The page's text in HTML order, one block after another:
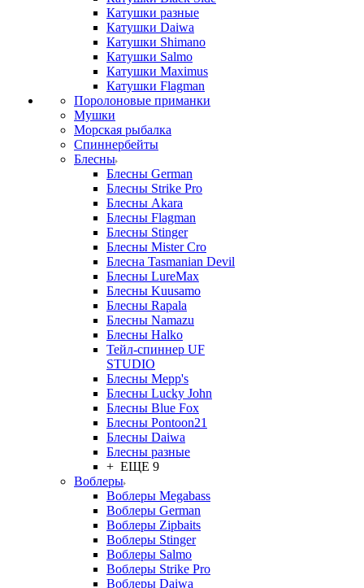
Катушки разные
Катушки Daiwa
Катушки Shimano
Катушки Salmo
Катушки Maximus
Катушки Flagman
Поролоновые приманки
Мушки
Морская рыбалка
Спиннербейты
Блесны
Блесны German
Блесны Strike Pro
Блесны Akara
Блесны Flagman
Блесны Stinger
Блесны Mister Cro
Блесна Tasmanian Devil
Блесны LureMax
Блесны Kuusamo
Блесны Rapala
Блесны Namazu
Блесны Halko
Тейл-спиннер UF
STUDIO
Блесны Mepp's
Блесны Lucky John
Блесны Blue Fox
Блесны Pontoon21
Блесны Daiwa
Блесны разные
+ ЕЩЕ 9
Воблеры
Воблеры Megabass
Воблеры German
Воблеры Zipbaits
Воблеры Stinger
Воблеры Salmo
Воблеры Strike Pro
Воблеры Daiwa